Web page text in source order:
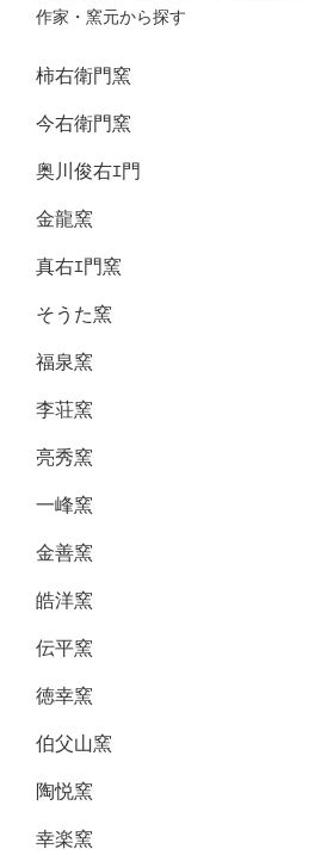
作家・窯元から探す
柿右衛門窯
今右衛門窯
奥川俊右ｴ門
金龍窯
真右ｴ門窯
そうた窯
福泉窯
李荘窯
亮秀窯
一峰窯
金善窯
皓洋窯
伝平窯
徳幸窯
伯父山窯
陶悦窯
幸楽窯